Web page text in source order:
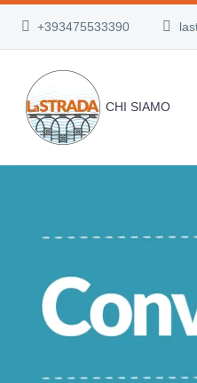
+393475533390
CHI SIAMO